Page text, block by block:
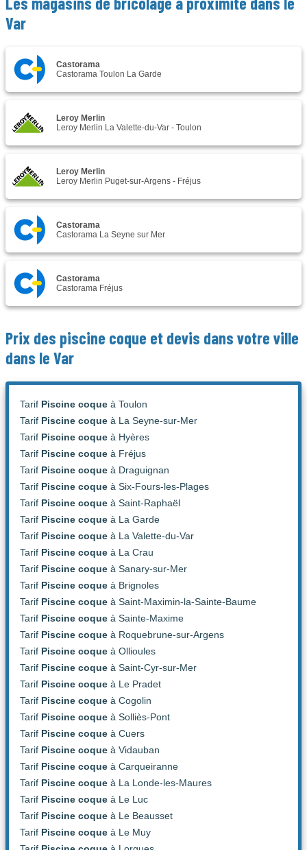
Var
Castorama
Castorama Toulon La Garde
Leroy Merlin
Leroy Merlin La Valette-du-Var - Toulon
Leroy Merlin
Leroy Merlin Puget-sur-Argens - Fréjus
Castorama
Castorama La Seyne sur Mer
Castorama
Castorama Fréjus
Prix des piscine coque et devis dans votre ville
dans le Var
Tarif Piscine coque à Toulon
Tarif Piscine coque à La Seyne-sur-Mer
Tarif Piscine coque à Hyères
Tarif Piscine coque à Fréjus
Tarif Piscine coque à Draguignan
Tarif Piscine coque à Six-Fours-les-Plages
Tarif Piscine coque à Saint-Raphaël
Tarif Piscine coque à La Garde
Tarif Piscine coque à La Valette-du-Var
Tarif Piscine coque à La Crau
Tarif Piscine coque à Sanary-sur-Mer
Tarif Piscine coque à Brignoles
Tarif Piscine coque à Saint-Maximin-la-Sainte-Baume
Tarif Piscine coque à Sainte-Maxime
Tarif Piscine coque à Roquebrune-sur-Argens
Tarif Piscine coque à Ollioules
Tarif Piscine coque à Saint-Cyr-sur-Mer
Tarif Piscine coque à Le Pradet
Tarif Piscine coque à Cogolin
Tarif Piscine coque à Solliès-Pont
Tarif Piscine coque à Cuers
Tarif Piscine coque à Vidauban
Tarif Piscine coque à Carqueiranne
Tarif Piscine coque à La Londe-les-Maures
Tarif Piscine coque à Le Luc
Tarif Piscine coque à Le Beausset
Tarif Piscine coque à Le Muy